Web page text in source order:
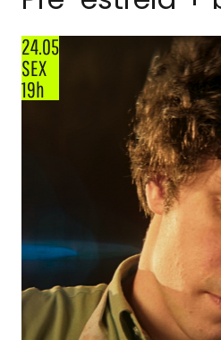
24.05
SEX
19h